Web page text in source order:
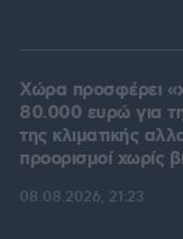
Χώρα προσφέρει
80.000 ευρώ για
της κλιματικής
προορισμοί χωρίς
08.08.2026, 21:23